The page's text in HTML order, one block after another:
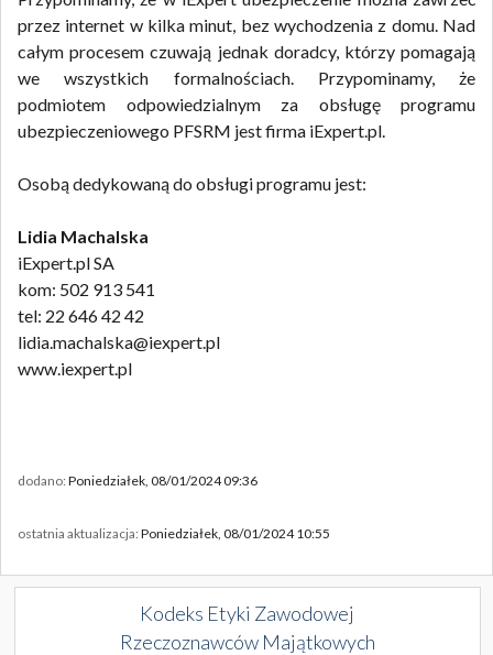
przez internet w kilka minut, bez wychodzenia z domu. Nad
całym procesem czuwają jednak doradcy, którzy pomagają
we wszystkich formalnościach. Przypominamy, że
podmiotem odpowiedzialnym za obsługę programu
ubezpieczeniowego PFSRM jest firma iExpert.pl.
Osobą dedykowaną do obsługi programu jest:
Lidia Machalska
iExpert.pl SA
kom: 502 913 541
tel: 22 646 42 42
lidia.machalska@iexpert.pl
www.iexpert.pl
dodano: Poniedziałek, 08/01/2024 09:36
ostatnia aktualizacja: Poniedziałek, 08/01/2024 10:55
Kodeks Etyki Zawodowej
Rzeczoznawców Majątkowych